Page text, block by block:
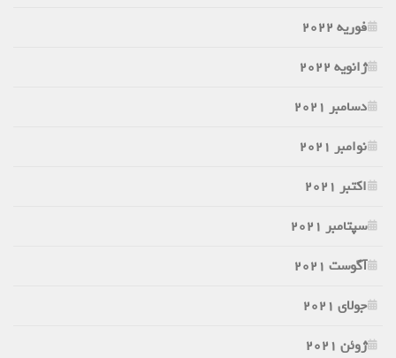
فوریه 2022
ژانویه 2022
دسامبر 2021
نوامبر 2021
اکتبر 2021
سپتامبر 2021
آگوست 2021
جولای 2021
ژوئن 2021